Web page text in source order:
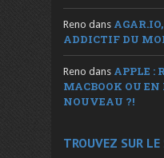
Reno dans
ADDICTIF DU
Reno dans APPLE :
MACBOOK OU
NOUVEAU ?!
TROUVEZ SUR LE